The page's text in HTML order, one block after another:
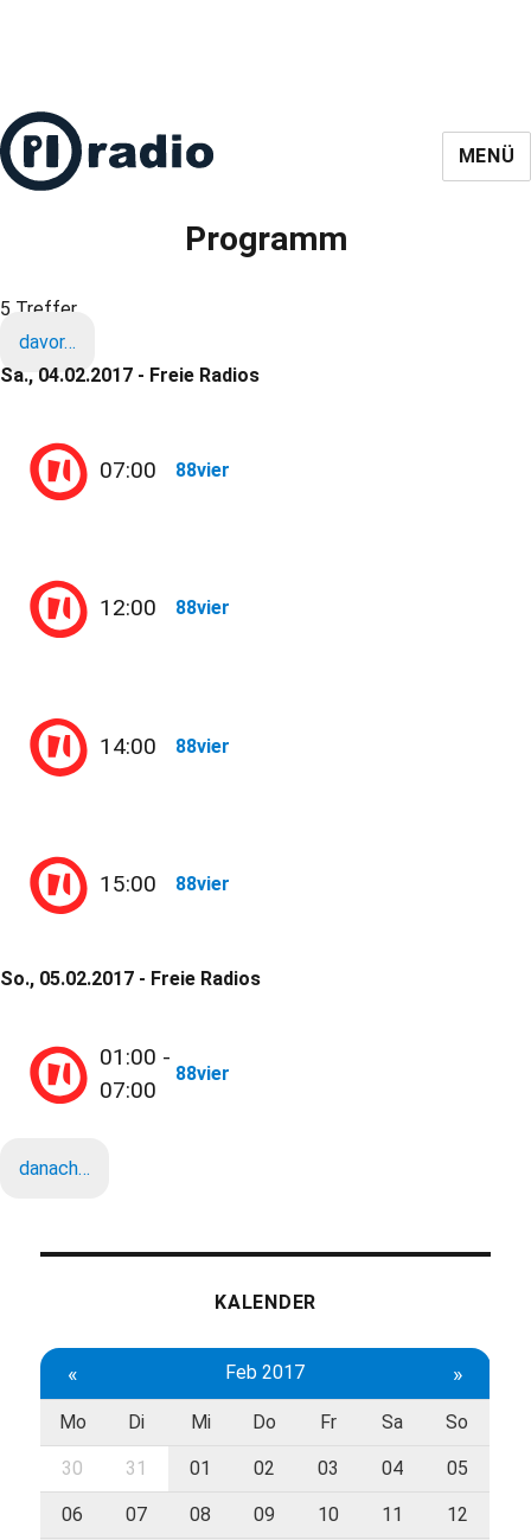
MENÜ
Programm
5 Treffer
davor…
Sa., 04.02.2017 - Freie Radios
07:00 88vier
12:00 88vier
14:00 88vier
15:00 88vier
So., 05.02.2017 - Freie Radios
01:00 -
07:00
88vier
danach…
KALENDER
« Feb 2017 »
Mo Di Mi Do Fr Sa So
30 31 01 02 03 04 05
06 07 08 09 10 11 12